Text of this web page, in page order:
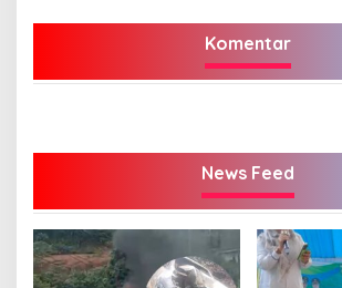
Komentar
News Feed